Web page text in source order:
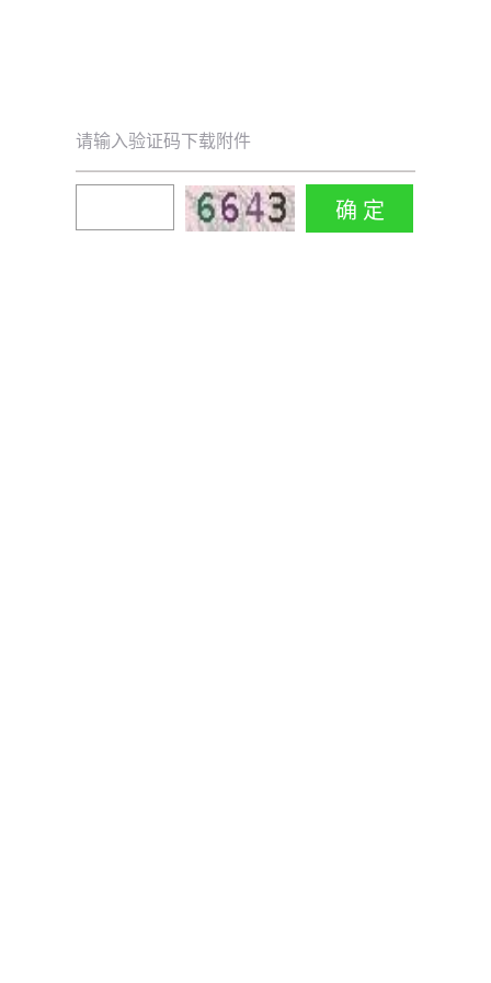
请输入验证码下载附件